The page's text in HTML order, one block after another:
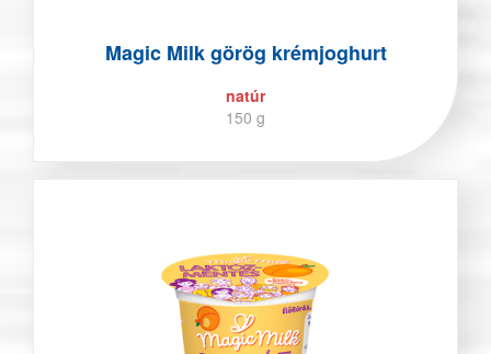
Magic Milk görög krémjoghurt
natúr
150 g